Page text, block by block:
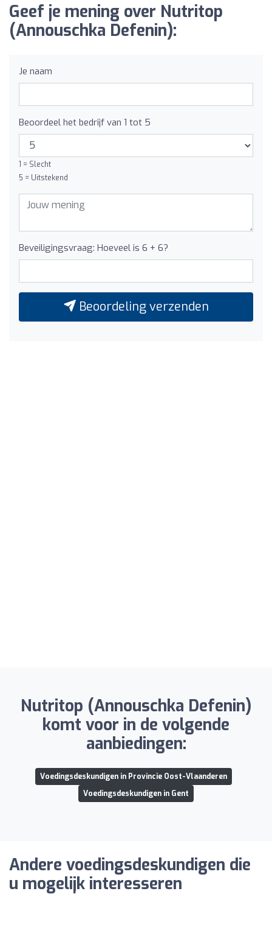
Geef je mening over Nutritop
(Annouschka Defenin):
Je naam
Beoordeel het bedrijf van 1 tot 5
1 = Slecht
5 = Uitstekend
Beveiligingsvraag: Hoeveel is 6 + 6?
Beoordeling verzenden
Nutritop (Annouschka Defenin)
komt voor in de volgende
aanbiedingen:
Voedingsdeskundigen in Provincie Oost-Vlaanderen
Voedingsdeskundigen in Gent
Andere voedingsdeskundigen die
u mogelijk interesseren